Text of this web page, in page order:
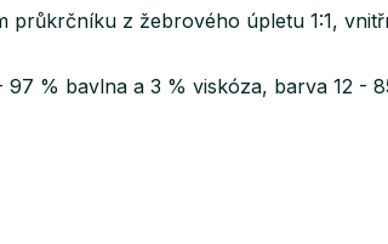
z žebrového úpletu 1:1,
% bavlna a 3 % viskóza, barva 12 -